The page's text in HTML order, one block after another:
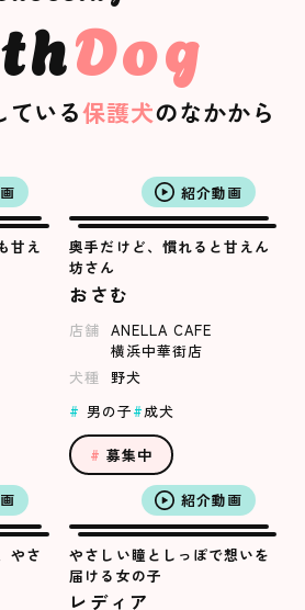
Dog
ている保護犬のなかから
甘え
紹介動画
奥手だけど、慣れると甘えん
坊さん
おさむ
店舗 ANELLA CAFE
横浜中華街店
犬種
野犬
男の子
成犬
募集中
やさ
紹介動画
やさしい瞳としっぽで想いを
届ける女の子
レディア